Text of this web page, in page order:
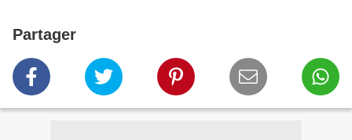
Partager